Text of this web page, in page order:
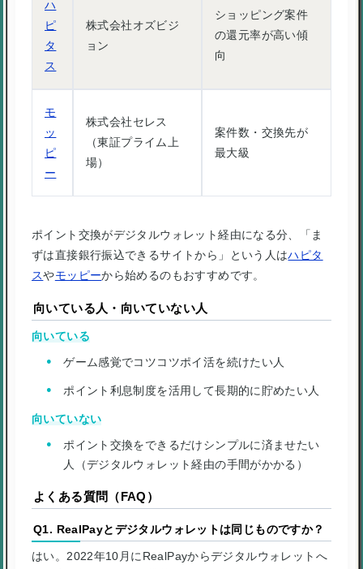
ハ
ピ
タ
ス
株式会社オズビジ
ョン
ショッピング案件
の還元率が高い傾
向
モ
ッ
ピ
ー
株式会社セレス
（東証プライム上
場）
案件数・交換先が
最大級
ポイント交換がデジタルウォレット経由になる分、「ま
ずは直接銀行振込できるサイトから」という人はハピタ
スやモッピーから始めるのもおすすめです。
向いている人・向いていない人
向いている
ゲーム感覚でコツコツポイ活を続けたい人
ポイント利息制度を活用して長期的に貯めたい人
向いていない
ポイント交換をできるだけシンプルに済ませたい
人（デジタルウォレット経由の手間がかかる）
よくある質問（FAQ）
Q1. RealPayとデジタルウォレットは同じものですか？
はい。2022年10月にRealPayからデジタルウォレットへ